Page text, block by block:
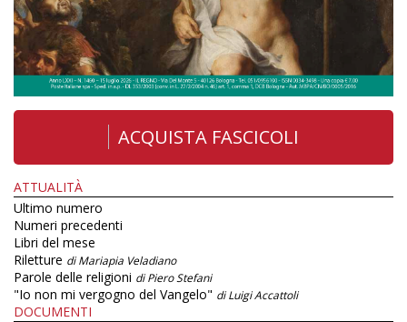
ACQUISTA FASCICOLI
ATTUALITÀ
Ultimo numero
Numeri precedenti
Libri del mese
Riletture di Mariapia Veladiano
Parole delle religioni di Piero Stefani
"Io non mi vergogno del Vangelo" di Luigi Accattoli
DOCUMENTI